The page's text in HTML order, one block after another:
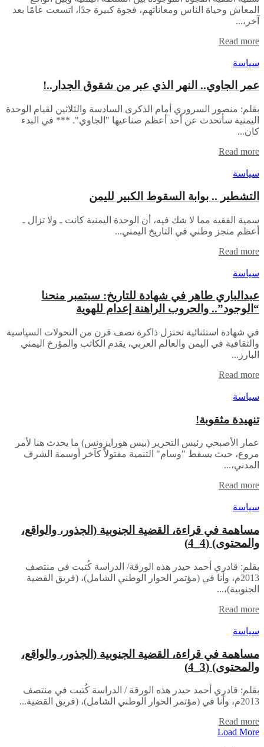
المعاش وحياة الناس ومعاناتهم، فجوة كبيرة جدًا، اتسعت عامًا بعد
آخر،...
Read more
سياسة
عمر الجاوي.. النهر الذي عبر من شقوق الجدار..!
بقلم: منصور السروري أمام الذكرى السادسة والثلاثين لقيام الوحدة
اليمنية سأتحدث عن أحد أعظم صناعيها "الجاوي". *** في البدء
كان...
Read more
سياسة
التشطير .. بوابة السقوط الكبير لليمن
سمية الفقيه مما لا شك فيه، أن الوحدة اليمنية كانت ـ ولا تزال ـ
أعظم منجز وطني في التاريخ اليمني...
Read more
سياسة
عبدالباري طاهر في شهادة للتاريخ: سبتمبر منحنا
“الوجود”.. والحروب الراهنة إعدام للهوية
​في شهادة استثنائية تختزل ذاكرة نصف قرن من التحولات السياسية
والثقافية في اليمن والعالم العربي، يقدم الكاتب والمؤرخ اليمني
البارز...
Read more
سياسة
تنهيدة مثقوبة!
عمار الأصبحي رئيس التحرير (بيس هورايزونس) ​ما يحدث هنا لأمر
مروع، حيث يسقط "وسام" التنمية مقتولاً كآخر أوسمة الشرف
المدني،...
Read more
سياسة
مساهمة في قراءة، القضية الجنوبية (الجذور، والواقع،
والمحتوى) (4_4)
بقلم: قادري أحمد حيدر ​هذه الورقة/ الدراسة كُتبت في منتصف
2013م، وأنا في (مؤتمر الحوار الوطني الشامل)، (فريق القضية
الجنوبية)،...
Read more
سياسة
مساهمة في قراءة، القضية الجنوبية (الجذور، والواقع،
والمحتوى) (3_4)
بقلم: قادري أحمد حيدر هذه الورقة / الدراسة كُتبت في منتصف
2013م، وأنا في (مؤتمر الحوار الوطني الشامل)، (فريق القضية...
Read more
Load More